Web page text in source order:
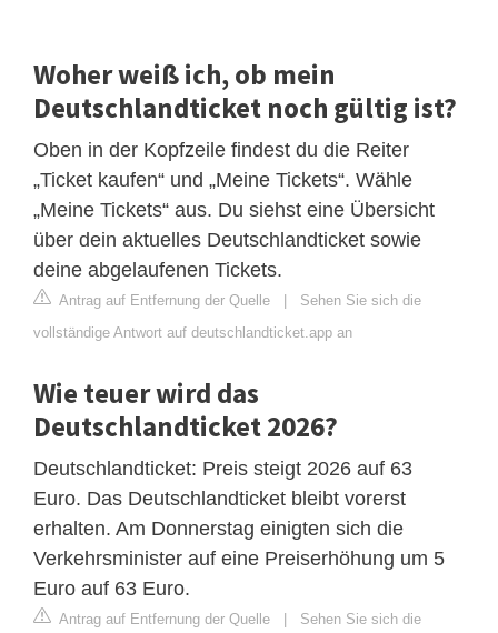
Woher weiß ich, ob mein
Deutschlandticket noch gültig ist?
Oben in der Kopfzeile findest du die Reiter
„Ticket kaufen“ und „Meine Tickets“. Wähle
„Meine Tickets“ aus. Du siehst eine Übersicht
über dein aktuelles Deutschlandticket sowie
deine abgelaufenen Tickets.
Antrag auf Entfernung der Quelle
Sehen Sie sich die
vollständige Antwort auf deutschlandticket.app an
Wie teuer wird das
Deutschlandticket 2026?
Deutschlandticket: Preis steigt 2026 auf 63
Euro. Das Deutschlandticket bleibt vorerst
erhalten. Am Donnerstag einigten sich die
Verkehrsminister auf eine Preiserhöhung um 5
Euro auf 63 Euro.
Antrag auf Entfernung der Quelle
Sehen Sie sich die